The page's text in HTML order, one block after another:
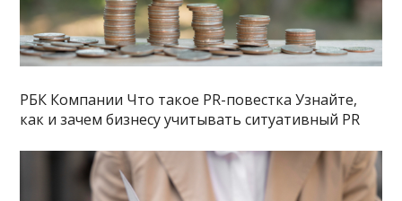
РБК Компании Что такое PR-повестка Узнайте,
как и зачем бизнесу учитывать ситуативный PR